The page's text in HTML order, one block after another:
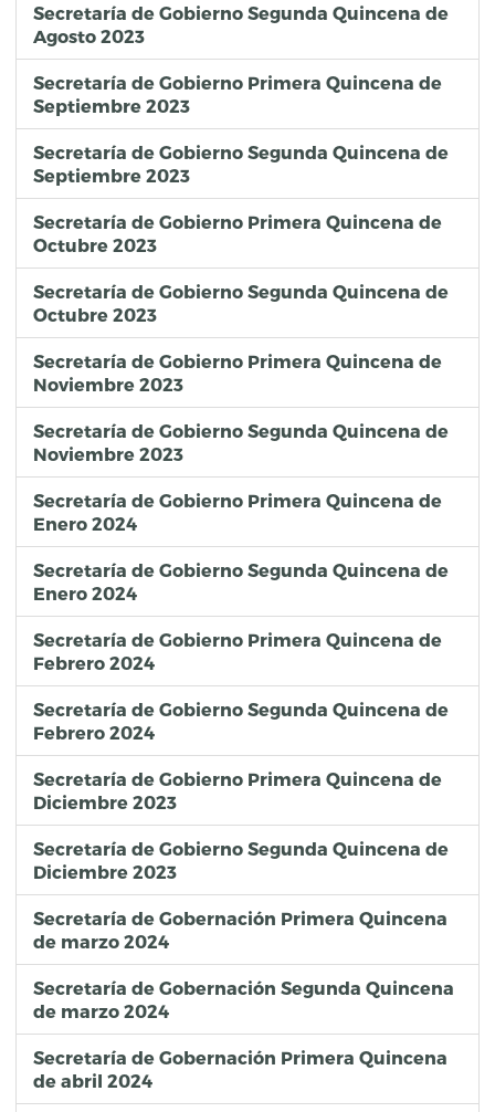
Secretaría de Gobierno Segunda Quincena de
Agosto 2023
Secretaría de Gobierno Primera Quincena de
Septiembre 2023
Secretaría de Gobierno Segunda Quincena de
Septiembre 2023
Secretaría de Gobierno Primera Quincena de
Octubre 2023
Secretaría de Gobierno Segunda Quincena de
Octubre 2023
Secretaría de Gobierno Primera Quincena de
Noviembre 2023
Secretaría de Gobierno Segunda Quincena de
Noviembre 2023
Secretaría de Gobierno Primera Quincena de
Enero 2024
Secretaría de Gobierno Segunda Quincena de
Enero 2024
Secretaría de Gobierno Primera Quincena de
Febrero 2024
Secretaría de Gobierno Segunda Quincena de
Febrero 2024
Secretaría de Gobierno Primera Quincena de
Diciembre 2023
Secretaría de Gobierno Segunda Quincena de
Diciembre 2023
Secretaría de Gobernación Primera Quincena
de marzo 2024
Secretaría de Gobernación Segunda Quincena
de marzo 2024
Secretaría de Gobernación Primera Quincena
de abril 2024